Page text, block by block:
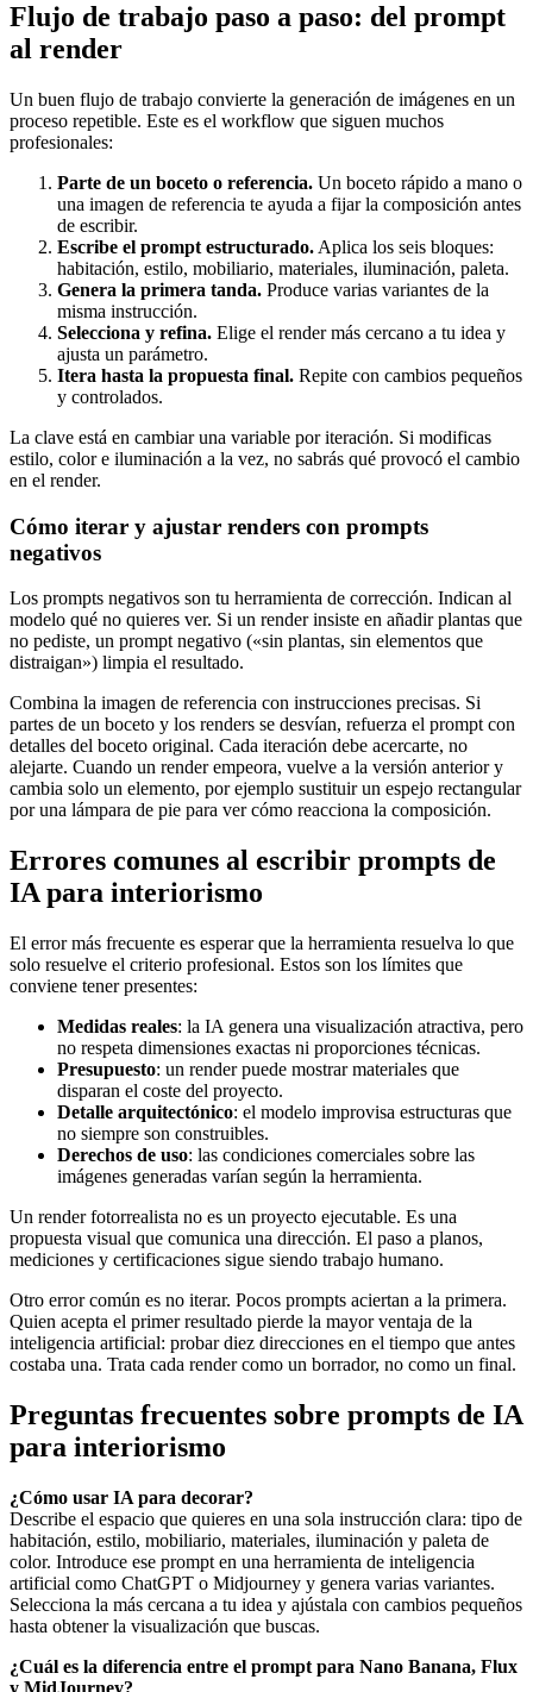
Flujo de trabajo paso a paso: del prompt
al render
Un buen flujo de trabajo convierte la generación de imágenes en un
proceso repetible. Este es el workflow que siguen muchos
profesionales:
Parte de un boceto o referencia. Un boceto rápido a mano o
una imagen de referencia te ayuda a fijar la composición antes
de escribir.
Escribe el prompt estructurado. Aplica los seis bloques:
habitación, estilo, mobiliario, materiales, iluminación, paleta.
Genera la primera tanda. Produce varias variantes de la
misma instrucción.
Selecciona y refina. Elige el render más cercano a tu idea y
ajusta un parámetro.
Itera hasta la propuesta final. Repite con cambios pequeños
y controlados.
La clave está en cambiar una variable por iteración. Si modificas
estilo, color e iluminación a la vez, no sabrás qué provocó el cambio
en el render.
Cómo iterar y ajustar renders con prompts
negativos
Los prompts negativos son tu herramienta de corrección. Indican al
modelo qué no quieres ver. Si un render insiste en añadir plantas que
no pediste, un prompt negativo («sin plantas, sin elementos que
distraigan») limpia el resultado.
Combina la imagen de referencia con instrucciones precisas. Si
partes de un boceto y los renders se desvían, refuerza el prompt con
detalles del boceto original. Cada iteración debe acercarte, no
alejarte. Cuando un render empeora, vuelve a la versión anterior y
cambia solo un elemento, por ejemplo sustituir un espejo rectangular
por una lámpara de pie para ver cómo reacciona la composición.
Errores comunes al escribir prompts de
IA para interiorismo
El error más frecuente es esperar que la herramienta resuelva lo que
solo resuelve el criterio profesional. Estos son los límites que
conviene tener presentes:
Medidas reales: la IA genera una visualización atractiva, pero
no respeta dimensiones exactas ni proporciones técnicas.
Presupuesto: un render puede mostrar materiales que
disparan el coste del proyecto.
Detalle arquitectónico: el modelo improvisa estructuras que
no siempre son construibles.
Derechos de uso: las condiciones comerciales sobre las
imágenes generadas varían según la herramienta.
Un render fotorrealista no es un proyecto ejecutable. Es una
propuesta visual que comunica una dirección. El paso a planos,
mediciones y certificaciones sigue siendo trabajo humano.
Otro error común es no iterar. Pocos prompts aciertan a la primera.
Quien acepta el primer resultado pierde la mayor ventaja de la
inteligencia artificial: probar diez direcciones en el tiempo que antes
costaba una. Trata cada render como un borrador, no como un final.
Preguntas frecuentes sobre prompts de IA
para interiorismo
¿Cómo usar IA para decorar?
Describe el espacio que quieres en una sola instrucción clara: tipo de
habitación, estilo, mobiliario, materiales, iluminación y paleta de
color. Introduce ese prompt en una herramienta de inteligencia
artificial como ChatGPT o Midjourney y genera varias variantes.
Selecciona la más cercana a tu idea y ajústala con cambios pequeños
hasta obtener la visualización que buscas.
¿Cuál es la diferencia entre el prompt para Nano Banana, Flux
y MidJourney?